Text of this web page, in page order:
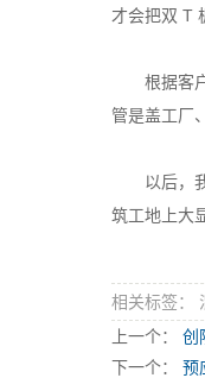
才会把双 T
根据客户
管是盖工厂
以后，我
筑工地上大
相关标签：
上一个：
创
下一个：
预